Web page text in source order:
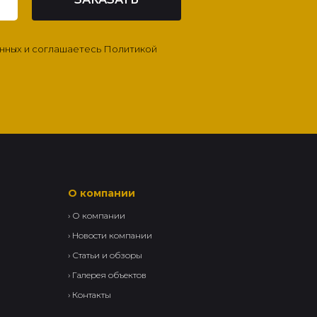
и соглашаетесь Политикой
О компании
› О компании
› Новости компании
› Статьи и обзоры
› Галерея объектов
› Контакты